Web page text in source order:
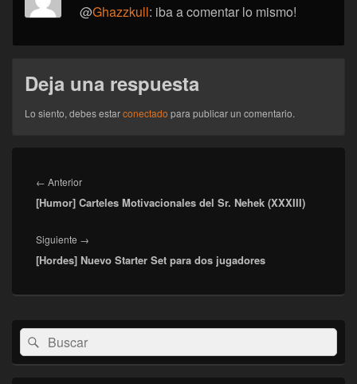
@Ghazzkull: iba a comentar lo mismo!
Deja una respuesta
Lo siento, debes estarconectado para publicar un comentario.
de
entradas
← AnteriorEntrada
anterior:
[Humor] Carteles Motivacionales del Sr. Nehek (XXXIII)
Siguiente →
siguiente:
[Hordes] Nuevo Starter Set para dos jugadores
El
área
de
Buscar
por:
Buscar